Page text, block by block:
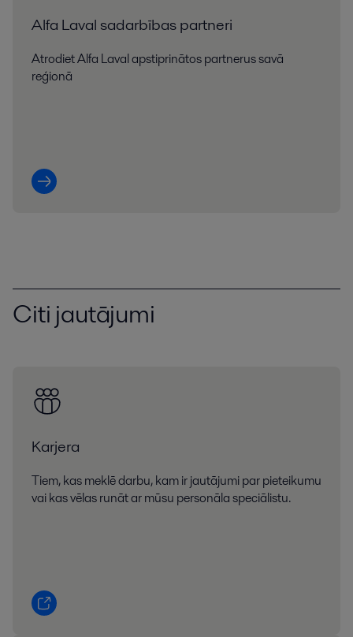
Alfa Laval sadarbības partneri
Atrodiet Alfa Laval apstiprinātos partnerus savā
reģionā
Citi jautājumi
Karjera
Tiem, kas meklē darbu, kam ir jautājumi par pieteikumu
vai kas vēlas runāt ar mūsu personāla speciālistu.